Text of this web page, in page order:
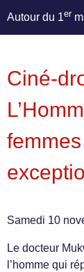
Autour du 1er
Ciné-
Samedi 10
Le docteur
l’homme qui